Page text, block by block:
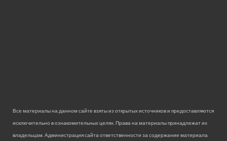
Все материалы на данном сайте взяты из открытых источников и предоставляются
исключительно в ознакомительных целях. Права на материалы принадлежат их
владельцам. Администрация сайта ответственности за содержание материала